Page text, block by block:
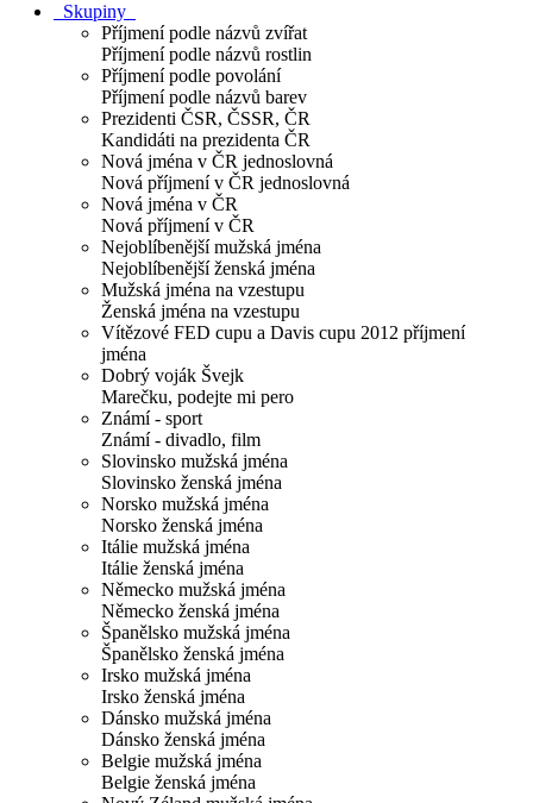
Skupiny
Příjmení podle názvů zvířat
Příjmení podle názvů rostlin
Příjmení podle povolání
Příjmení podle názvů barev
Prezidenti ČSR, ČSSR, ČR
Kandidáti na prezidenta ČR
Nová jména v ČR jednoslovná
Nová příjmení v ČR jednoslovná
Nová jména v ČR
Nová příjmení v ČR
Nejoblíbenější mužská jména
Nejoblíbenější ženská jména
Mužská jména na vzestupu
Ženská jména na vzestupu
Vítězové FED cupu a Davis cupu 2012 příjmení
jména
Dobrý voják Švejk
Marečku, podejte mi pero
Známí - sport
Známí - divadlo, film
Slovinsko mužská jména
Slovinsko ženská jména
Norsko mužská jména
Norsko ženská jména
Itálie mužská jména
Itálie ženská jména
Německo mužská jména
Německo ženská jména
Španělsko mužská jména
Španělsko ženská jména
Irsko mužská jména
Irsko ženská jména
Dánsko mužská jména
Dánsko ženská jména
Belgie mužská jména
Belgie ženská jména